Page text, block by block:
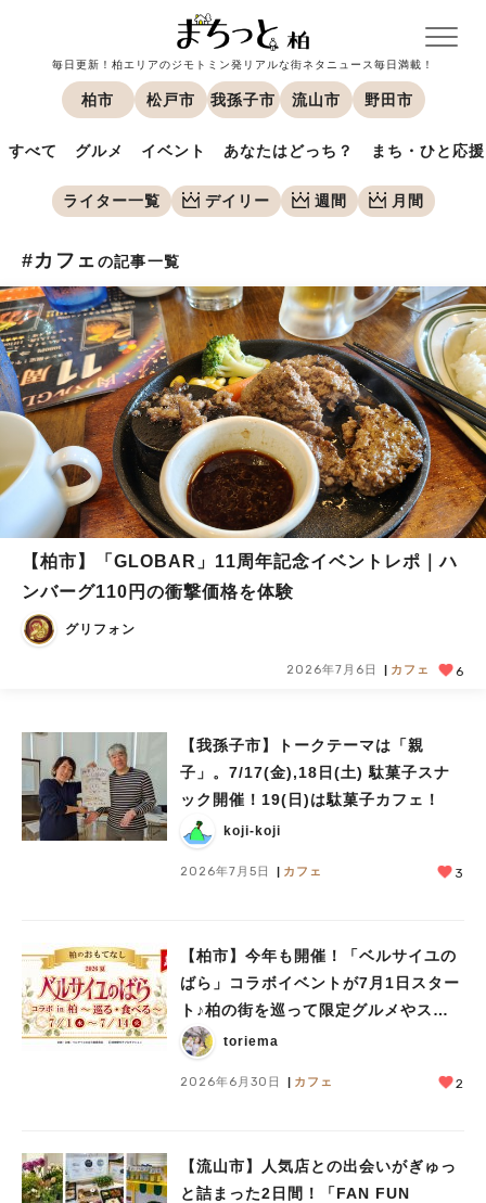
毎日更新！柏エリアのジモトミン発リアルな街ネタニュース毎日満載！
柏市 松戸市 我孫子市 流山市 野田市
すべて グルメ イベント あなたはどっち？ まち・ひと応援
ライター一覧 デイリー 週間 月間
#カフェの記事一覧
【柏市】「GLOBAR」11周年記念イベントレポ｜ハ
ンバーグ110円の衝撃価格を体験
グリフォン
2026年7月6日 カフェ 6
【我孫子市】トークテーマは「親
子」。7/17(金),18日(土) 駄菓子スナ
ック開催！19(日)は駄菓子カフェ！
koji-koji
2026年7月5日 カフェ 3
【柏市】今年も開催！「ベルサイユの
ばら」コラボイベントが7月1日スター
ト♪柏の街を巡って限定グルメやスイ
ーツを楽しもう
toriema
2026年6月30日 カフェ 2
【流山市】人気店との出会いがぎゅっ
と詰まった2日間！「FAN FUN